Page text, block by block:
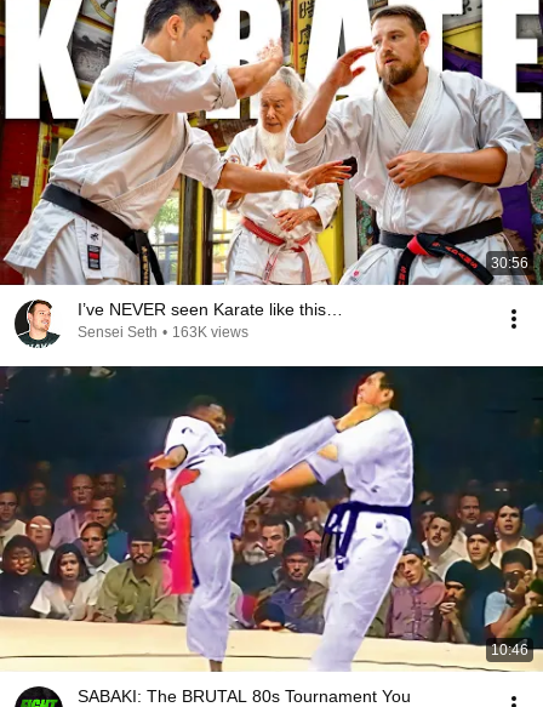
30:56
I’ve NEVER seen Karate like this…
Sensei Seth • 163K views
10:46
SABAKI: The BRUTAL 80s Tournament You